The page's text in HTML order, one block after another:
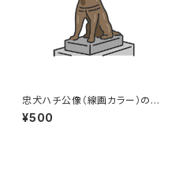
忠犬ハチ公像（線画カラー）のイ
ラスト
¥500